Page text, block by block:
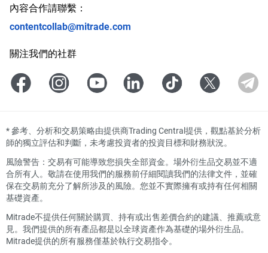
內容合作請聯繫：
contentcollab@mitrade.com
關注我們的社群
*參考、分析和交易策略由提供商Trading Central提供，觀點基於分析
師的獨立評估和判斷，未考慮投資者的投資目標和財務狀況。
風險警告：交易有可能導致您損失全部資金。場外衍生品交易並不適
合所有人。敬請在使用我們的服務前仔細閱讀我們的法律文件，並確
保在交易前充分了解所涉及的風險。您並不實際擁有或持有任何相關
基礎資產。
Mitrade不提供任何關於購買、持有或出售差價合約的建議、推薦或意
見。我們提供的所有產品都是以全球資產作為基礎的場外衍生品。
Mitrade提供的所有服務僅基於執行交易指令。